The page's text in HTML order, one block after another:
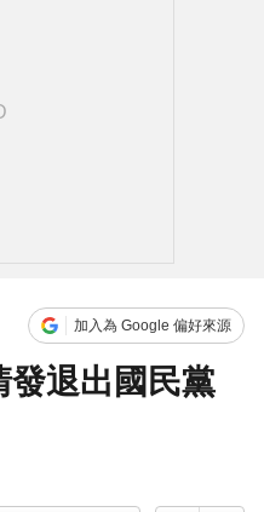
加入為 Google 偏好來源
發退出國民黨